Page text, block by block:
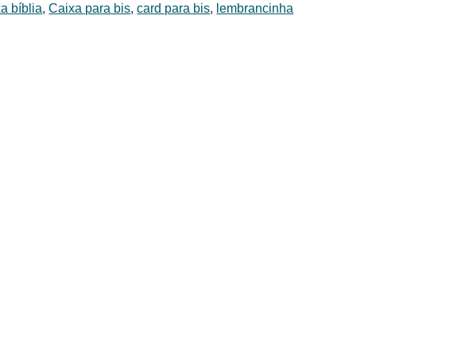
bíblia,Caixa para bis,card para bis, lembrancinha